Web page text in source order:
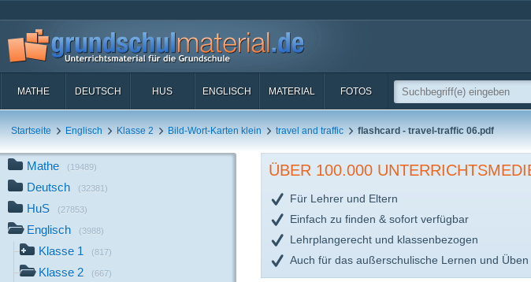
MATHE DEUTSCH HUS ENGLISCH MATERIAL FOTOS
Startseite Englisch Klasse 2 Bild-Wort-Karten klein travel and traffic flashcard - travel-traffic 06.pdf
Mathe (19489)
Deutsch (32381)
HuS (27853)
Englisch (3988)
Klasse 1 (817)
Klasse 2 (667)
ÜBER 100.000
Für Lehrer und Eltern
Einfach zu finden & sofort verfügbar
Lehrplangerecht und klassenbezogen
Auch für das außerschulische Lernen und Üben